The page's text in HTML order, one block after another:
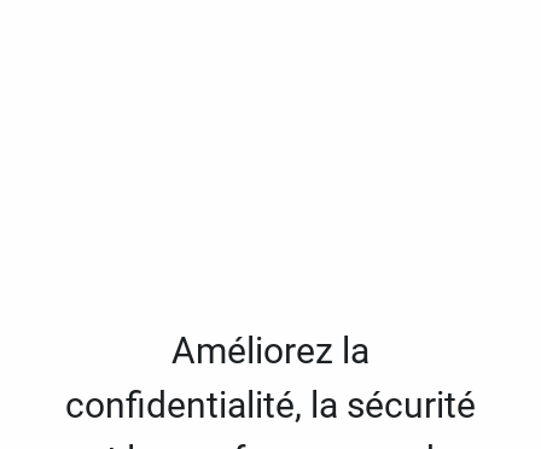
Améliorez la
confidentialité, la sécurité